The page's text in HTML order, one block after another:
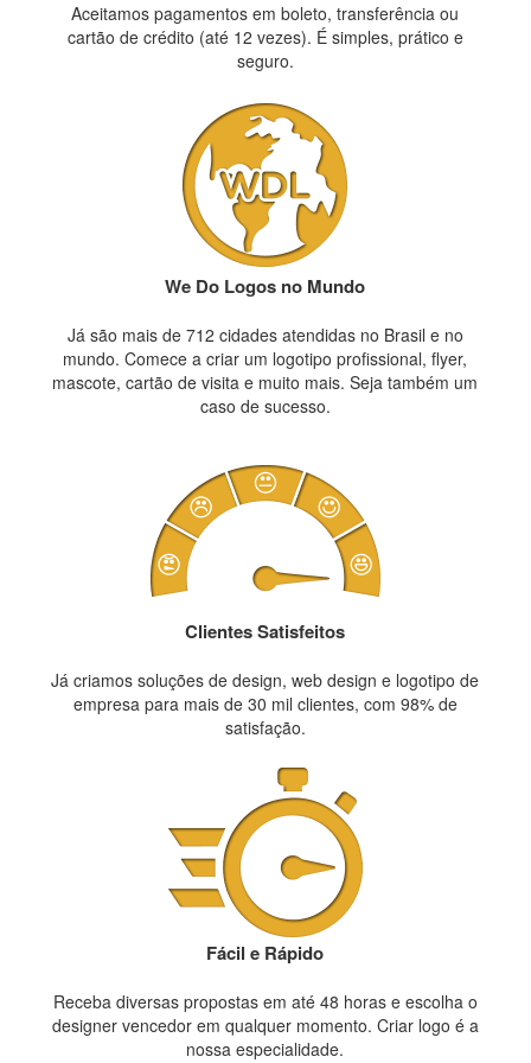
Aceitamos pagamentos em boleto, transferência ou
cartão de crédito (até 12 vezes). É simples, prático e
seguro.
We Do Logos no Mundo
Já são mais de 712 cidades atendidas no Brasil e no
mundo. Comece a criar um logotipo profissional, flyer,
mascote, cartão de visita e muito mais. Seja também um
caso de sucesso.
Clientes Satisfeitos
Já criamos soluções de design, web design e logotipo de
empresa para mais de 30 mil clientes, com 98% de
satisfação.
Fácil e Rápido
Receba diversas propostas em até 48 horas e escolha o
designer vencedor em qualquer momento. Criar logo é a
nossa especialidade.